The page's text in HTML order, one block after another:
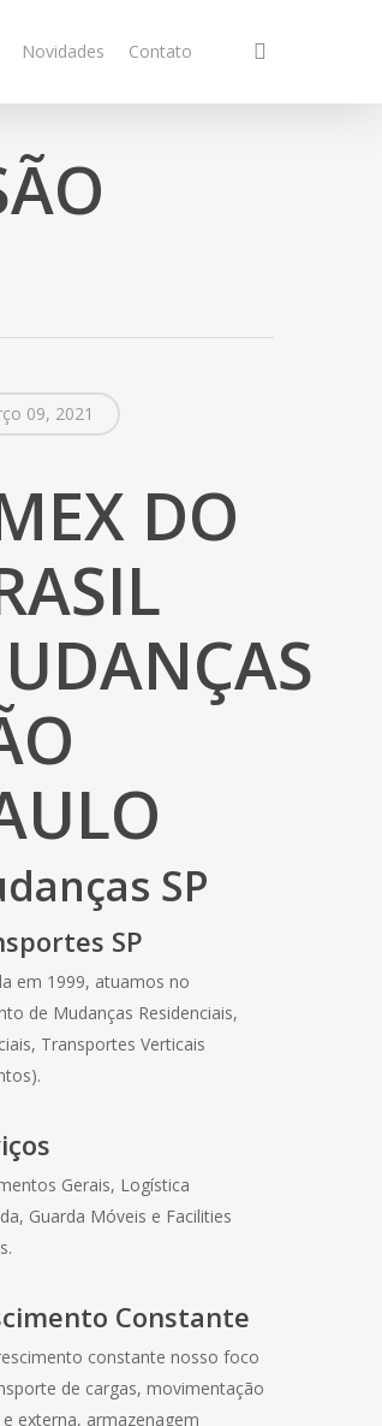
Novidades Contato
09, 2021
DO
SP
SP
em 1999, atuamos no
de Mudanças Residenciais,
Transportes Verticais
Gerais, Logística
Guarda Móveis e Facilities
Constante
constante nosso foco
de cargas, movimentação
externa, armazenagem